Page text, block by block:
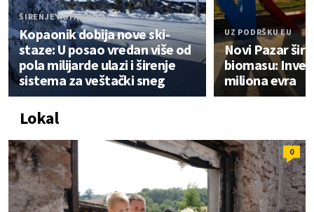
ŠIRENJE KOPAONIKA
Kopaonik dobija nove ski-
staze: U posao vredan više od
pola milijarde ulazi i širenje
sistema za veštački sneg
UZ PODRŠKU EU
Novi Pazar širi
biomasu:
miliona evra
Lokal
0